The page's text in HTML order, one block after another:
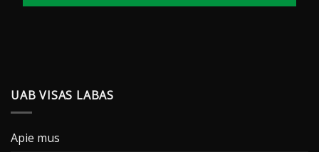
UAB VISAS LABAS
Apie mus